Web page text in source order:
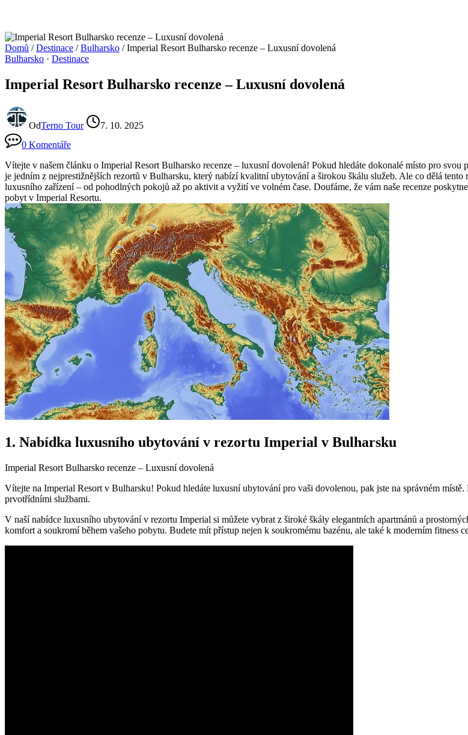
Domů / Destinace / Bulharsko / Imperial Resort Bulharsko recenze – Luxusní dovolená
Bulharsko · Destinace
Imperial Resort Bulharsko recenze – Luxusní dovolená
OdTerno Tour
7. 10. 2025
0 Komentáře
Vítejte v našem článku o Imperial Resort Bulharsko recenze – luxusní dovolená! Pokud hledáte dokonalé místo pro
je jedním z nejprestižnějších rezortů v Bulharsku, který nabízí kvalitní ubytování a širokou škálu služeb. Ale co dělá
luxusního zařízení – od pohodlných pokojů až po aktivit a vyžití ve volném čase. Doufáme, že vám naše recenze
pobyt v Imperial Resortu.
1. Nabídka luxusního ubytování v rezortu Imperial v Bulharsku
Imperial Resort Bulharsko recenze – Luxusní dovolená
Vítejte na Imperial Resort v Bulharsku! Pokud hledáte luxusní ubytování pro vaši dovolenou, pak jste na správném
prvotřídními službami.
V naší nabídce luxusního ubytování v rezortu Imperial si můžete vybrat z široké škály elegantních apartmánů a
komfort a soukromí během vašeho pobytu. Budete mít přístup nejen k soukromému bazénu, ale také k moderním fitness